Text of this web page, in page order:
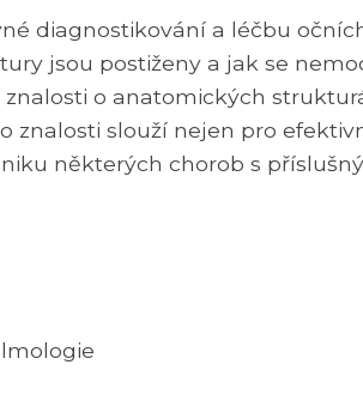
diagnostikování a léčbu
jsou postiženy a jak se
o anatomických
znalosti slouží nejen pro
některých chorob s